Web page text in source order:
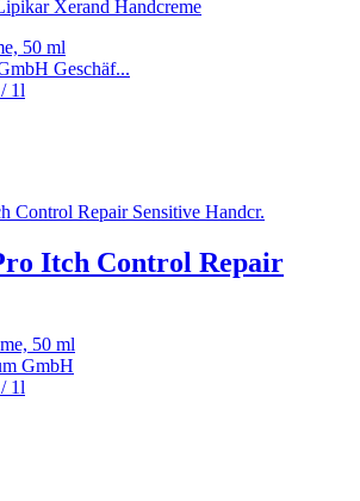
50 ml
Geschäf...
1l
Itch Control Repair
50 ml
GmbH
1l